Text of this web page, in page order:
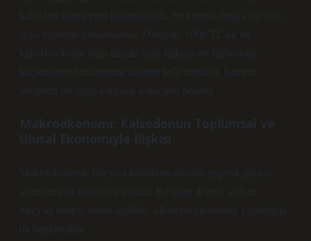
kalsedon taşına para harcadığında, bu kaynak başka bir ürün
veya hizmette kullanılamaz. Örneğin, 1000 TL’lik bir
kalsedon kolye satın almak, aynı miktarı bir hafta sonu
kaçamağına harcamama fırsatını feda etmektir. Bireyin
tercihleri bu değiş tokuşun sonucunu belirler.
Makroekonomi: Kalsedonun Toplumsal ve
Ulusal Ekonomiyle İlişkisi
Makroekonomi, bireysel kararların ötesine geçerek piyasa
sistemlerinin bütününü inceler. Bir taşın değeri, sadece
bireysel taleple sınırlı değildir; ülkelerin ekonomik yapılarıyla
da bağlantılıdır.